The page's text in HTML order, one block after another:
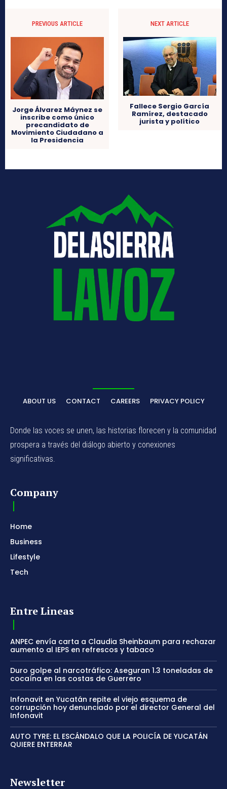
PREVIOUS ARTICLE
Jorge Álvarez Máynez se
inscribe como único
precandidato de
Movimiento Ciudadano a
la Presidencia
NEXT ARTICLE
Fallece Sergio García
Ramírez, destacado
jurista y político
ABOUT US CONTACT CAREERS PRIVACY POLICY
Donde las voces se unen, las historias florecen y la comunidad
prospera a través del diálogo abierto y conexiones
significativas.
Company
Home
Business
Lifestyle
Tech
Entre Lineas
ANPEC envía carta a Claudia Sheinbaum para rechazar
aumento al IEPS en refrescos y tabaco
Duro golpe al narcotráfico: Aseguran 1.3 toneladas de
cocaína en las costas de Guerrero
Infonavit en Yucatán repite el viejo esquema de
corrupción hoy denunciado por el director General del
Infonavit
AUTO TYRE: EL ESCÁNDALO QUE LA POLICÍA DE YUCATÁN
QUIERE ENTERRAR
Newsletter